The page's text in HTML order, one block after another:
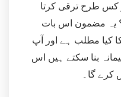
کس طرح ترقی کرتا
یہ مضمون اس بات
کیا مطلب ہے اور آپ
بنا سکتے ہیں اس
کرے گا۔